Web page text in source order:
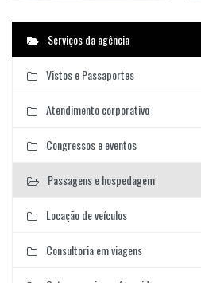
Serviços da agência
Vistos e Passaportes
Atendimento corporativo
Congressos e eventos
Passagens e hospedagem
Locação de veículos
Consultoria em viagens